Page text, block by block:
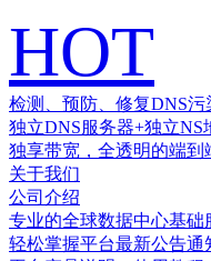
HOT
检测、预防、修复DNS污
独立DNS服务器+独立NS
独享带宽，全透明的端到
关于我们
公司介绍
专业的全球数据中心基础
轻松掌握平台最新公告通